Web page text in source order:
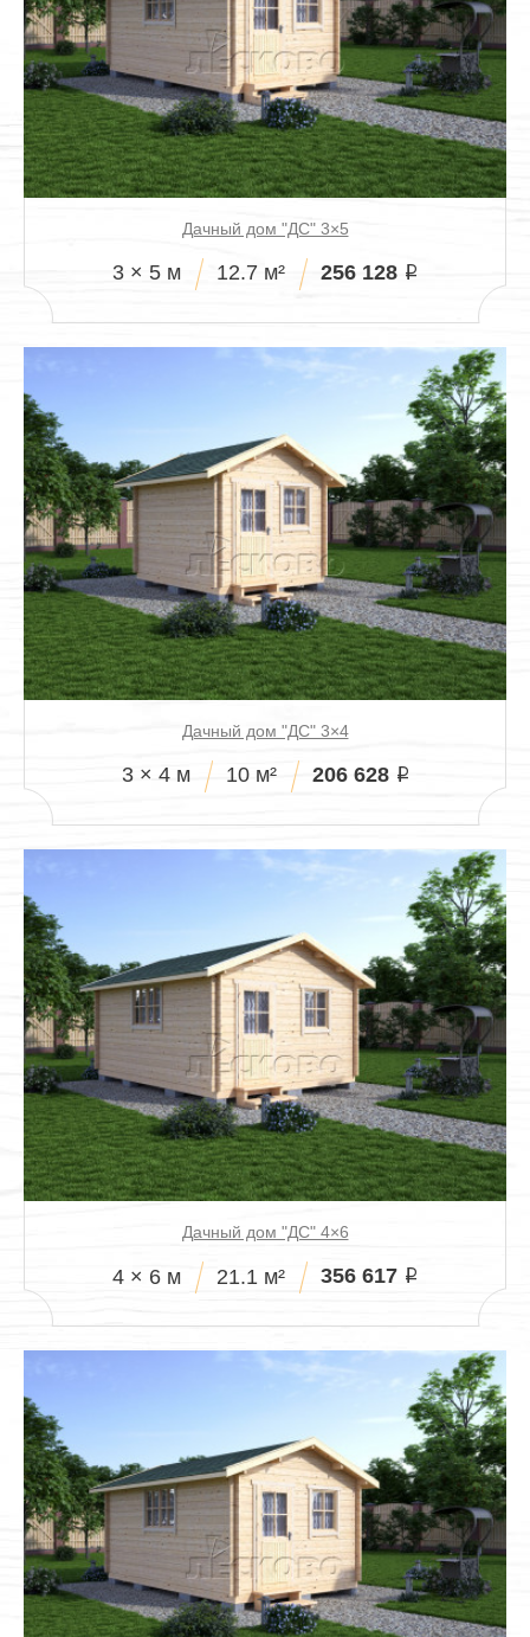
Дачный дом "ДС" 3×5
3 × 5 м 12.7 м² 256 128 i
Дачный дом "ДС" 3×4
3 × 4 м 10 м² 206 628 i
Дачный дом "ДС" 4×6
4 × 6 м 21.1 м² 356 617 i